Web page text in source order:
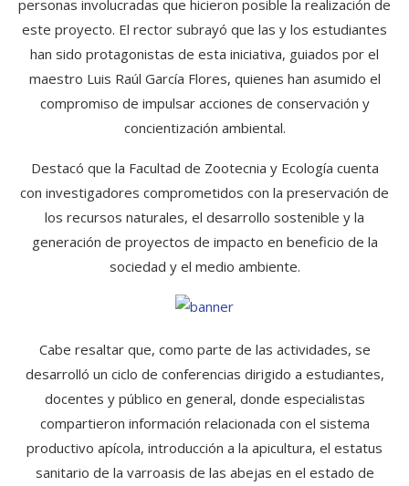
personas involucradas que hicieron posible la realización de
este proyecto. El rector subrayó que las y los estudiantes
han sido protagonistas de esta iniciativa, guiados por el
maestro Luis Raúl García Flores, quienes han asumido el
compromiso de impulsar acciones de conservación y
concientización ambiental.
Destacó que la Facultad de Zootecnia y Ecología cuenta
con investigadores comprometidos con la preservación de
los recursos naturales, el desarrollo sostenible y la
generación de proyectos de impacto en beneficio de la
sociedad y el medio ambiente.
Cabe resaltar que, como parte de las actividades, se
desarrolló un ciclo de conferencias dirigido a estudiantes,
docentes y público en general, donde especialistas
compartieron información relacionada con el sistema
productivo apícola, introducción a la apicultura, el estatus
sanitario de la varroasis de las abejas en el estado de